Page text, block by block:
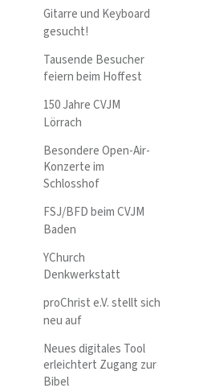
Gitarre und Keyboard
gesucht!
Tausende Besucher
feiern beim Hoffest
150 Jahre CVJM
Lörrach
Besondere Open-Air-
Konzerte im
Schlosshof
FSJ/BFD beim CVJM
Baden
YChurch
Denkwerkstatt
proChrist e.V. stellt sich
neu auf
Neues digitales Tool
erleichtert Zugang zur
Bibel